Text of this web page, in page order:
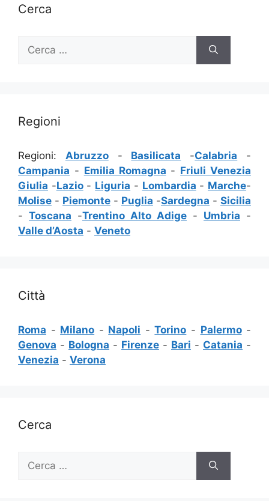
Cerca
per:
Regioni
Regioni: Abruzzo- Basilicata -Calabria -
Campania - Emilia Romagna - Friuli Venezia
Giulia -Lazio- Liguria - Lombardia - Marche-
Molise - Piemonte - Puglia -Sardegna - Sicilia
- Toscana -Trentino Alto Adige - Umbria -
Valle d’Aosta - Veneto
Città
Roma - Milano - Napoli -Torino - Palermo-
Genova - Bologna - Firenze - Bari - Catania -
Venezia - Verona
Cerca
per: